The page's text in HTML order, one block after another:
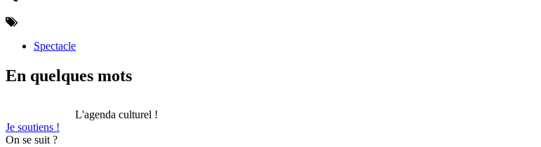
Spectacle
En quelques mots
L'agenda culturel !
Je soutiens !
On se suit ?